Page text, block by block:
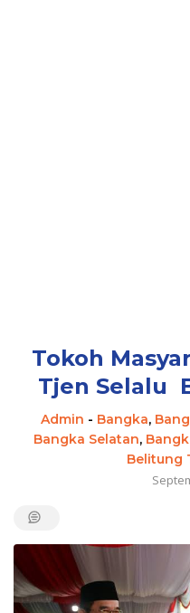
Tokoh
Tjen Selalu
Admin - Bangka,
Bangka Selatan,
Belitung